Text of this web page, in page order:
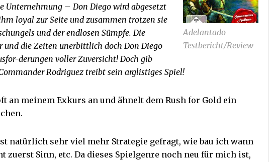
Adelantado
Testbericht/Review
Unternehmung – Don Diego wird abgesetzt
loyal zur Seite und zusammen trotzen sie
und der endlosen Sümpfe. Die
und die Zeiten unerbittlich doch Don Diego
derungen voller Zuversicht! Doch gib
Rodriguez treibt sein arglistiges Spiel!
an meinem Exkurs an und ähnelt dem Rush for Gold ein
natürlich sehr viel mehr Strategie gefragt, wie bau ich wann
zuerst Sinn, etc. Da dieses Spielgenre noch neu für mich ist,